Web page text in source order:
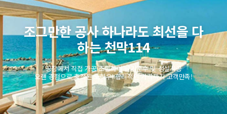
조그만한 공사 하나라도 최선을 다
하는 천막114
공장에서 직접 가공 조립하여 납기준수 및 성실시공
오랜 경험으로 축적된 노하우! 합리적인 가격까지 고객만족!